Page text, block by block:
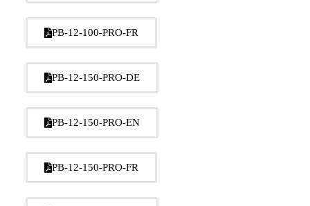
PB-12-100-PRO-FR
PB-12-150-PRO-DE
PB-12-150-PRO-EN
PB-12-150-PRO-FR